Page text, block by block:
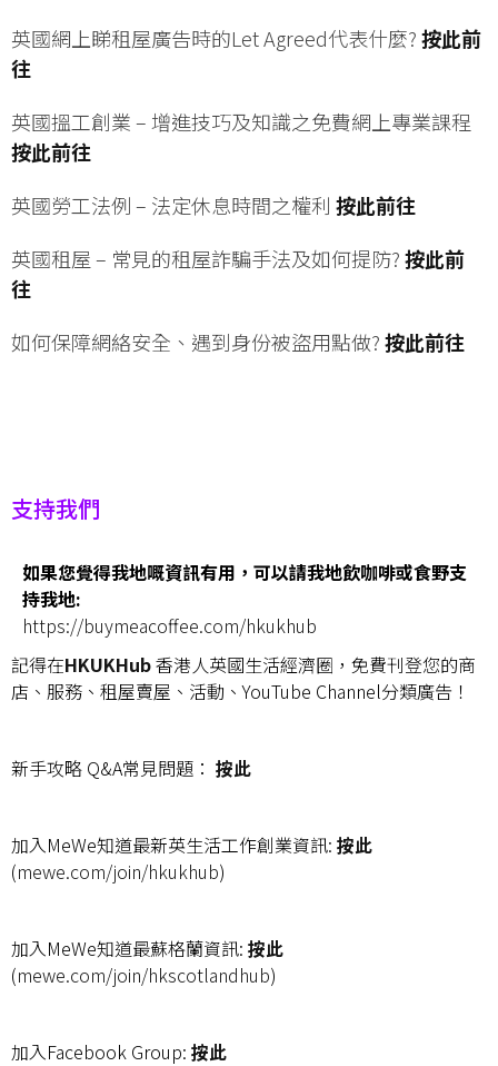
英國網上睇租屋廣告時的Let Agreed代表什麼?按此前
往
英國搵工創業 – 增進技巧及知識之免費網上專業課程
按此前往
英國勞工法例 – 法定休息時間之權利 按此前往
英國租屋 – 常見的租屋詐騙手法及如何提防?按此前
往
如何保障網絡安全、遇到身份被盜用點做?按此前往
支持我們
如果您覺得我地嘅資訊有用，可以請我地飲咖啡或食野支
持我地:
https://buymeacoffee.com/hkukhub
記得在HKUKHub香港人英國生活經濟圈，免費刊登您的商
店、服務、租屋賣屋、活動、YouTube Channel分類廣告！
新手攻略 Q&A常見問題： 按此
加入MeWe知道最新英生活工作創業資訊: 按此
(mewe.com/join/hkukhub)
加入MeWe知道最蘇格蘭資訊: 按此
(mewe.com/join/hkscotlandhub)
加入Facebook Group: 按此